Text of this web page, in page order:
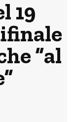
19
“al